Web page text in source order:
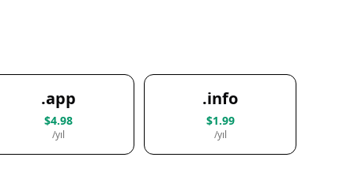
.app
$4.98
/yıl
.info
$1.99
/yıl